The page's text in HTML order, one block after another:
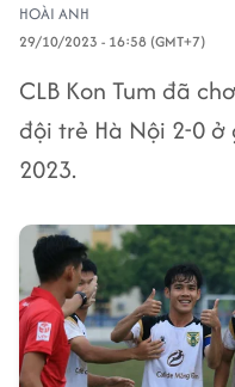
HOÀI ANH
29/10/2023 - 16:58 (GMT+7)
CLB Kon Tum đã
đội trẻ Hà Nội 2-0
2023.